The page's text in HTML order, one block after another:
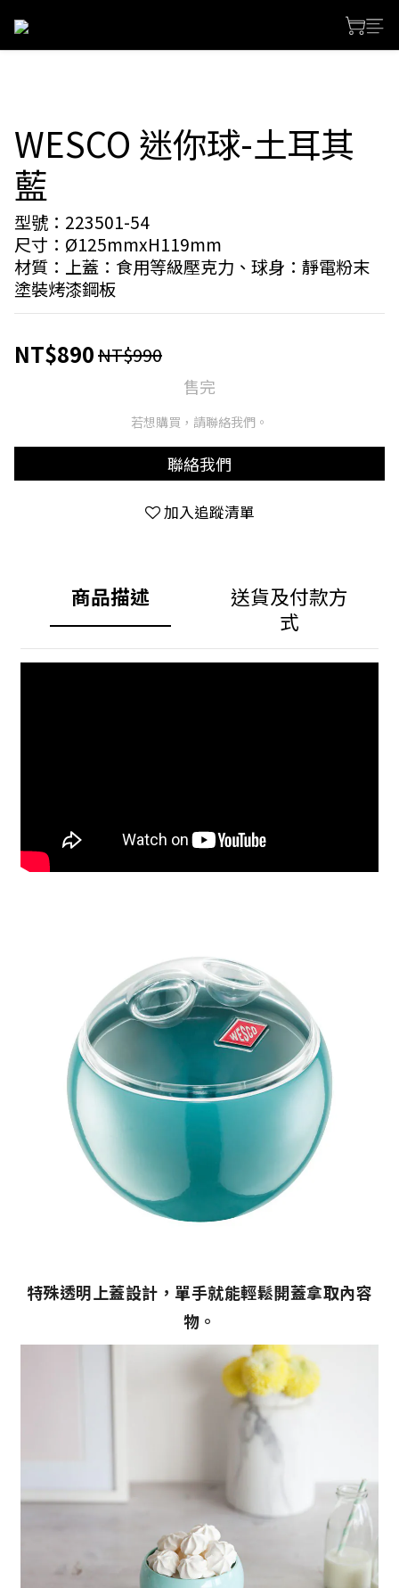
WESCO 迷你球-土耳其
藍
型號：223501-54
尺寸：Ø125mmxH119mm
材質：上蓋：食用等級壓克力、球身：靜電粉末
塗裝烤漆鋼板
NT$890NT$990
售完
若想購買，請聯絡我們。
聯絡我們
加入追蹤清單
商品描述
送貨及付款方
式
特殊透明上蓋設計，單手就能輕鬆開蓋拿取內容
物。